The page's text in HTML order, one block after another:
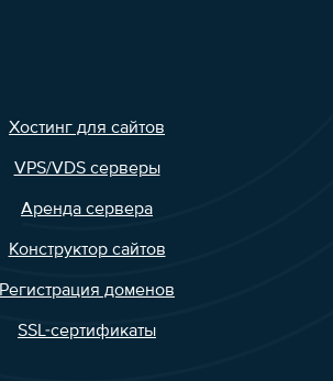
Хостинг для сайтов
VPS/VDS серверы
Аренда сервера
Конструктор сайтов
Регистрация доменов
SSL-сертификаты